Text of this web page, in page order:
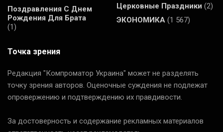
Поздравления С Днем
Рождения Для Брата
(1)
Церковные Праздники (2)
ЭКОНОМИКА (1 567)
Точка зрения
Редакция "Компроматор Украина" может не разделять
точку зрения авторов. Оценочные суждения не подлежат
опровержению и подтверждению их правдивости.
За достоверность и содержание рекламных материалов